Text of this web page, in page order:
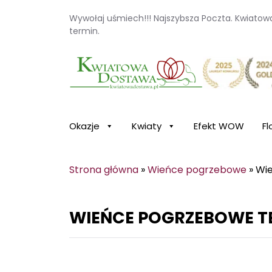
Wywołaj uśmiech!!! Najszybsza Poczta.
termin.
Kwiaciarnia internetowa Kwiatowa
Okazje Kwiaty Efekt WOW
Strona główna »Wieńce pogrzebowe »
WIEŃCE POGRZEBOWE